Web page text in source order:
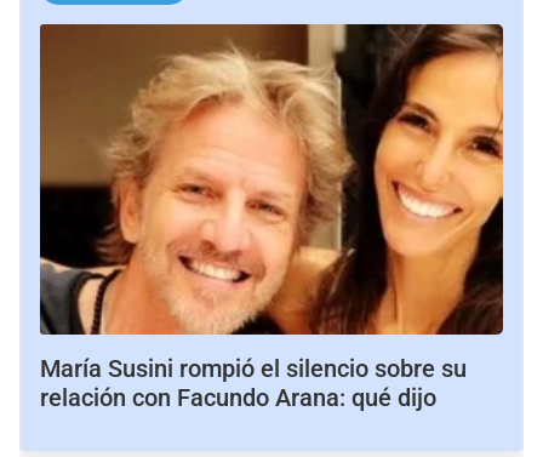
María Susini rompió el silencio sobre su
relación con Facundo Arana: qué dijo